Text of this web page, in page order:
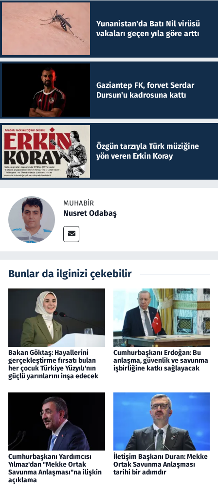
Yunanistan'da Batı Nil virüsü
vakaları geçen yıla göre arttı
Gaziantep FK, forvet Serdar
Dursun'u kadrosuna kattı
Özgün tarzıyla Türk müziğine
yön veren Erkin Koray
MUHABIR
Nusret Odabaş
Bunlar da ilginizi çekebilir
Bakan Göktaş: Hayallerini
gerçekleştirme fırsatı bulan
her çocuk Türkiye Yüzyılı'nın
güçlü yarınlarını inşa edecek
Cumhurbaşkanı Erdoğan: Bu
anlaşma, güvenlik ve savunma
işbirliğine katkı sağlayacak
Cumhurbaşkanı Yardımcısı
Yılmaz'dan "Mekke Ortak
Savunma Anlaşması"na ilişkin
açıklama
İletişim Başkanı Duran: Mekke
Ortak Savunma Anlaşması
tarihi bir adımdır